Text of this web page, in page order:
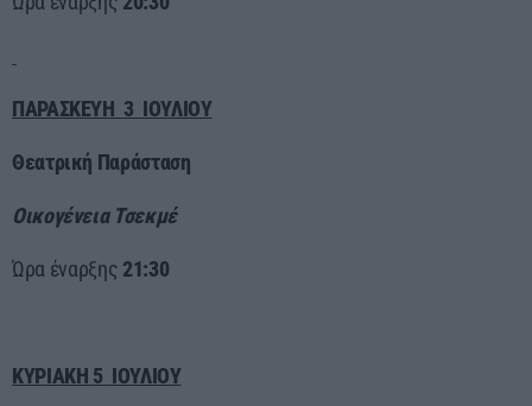
ΠΑΡΑΣΚΕΥΗ 3 ΙΟΥΛΙΟΥ
Θεατρική Παράσταση
Οικογένεια Τσεκμέ
Ώρα έναρξης 21:30
ΚΥΡΙΑΚΗ 5 ΙΟΥΛΙΟΥ